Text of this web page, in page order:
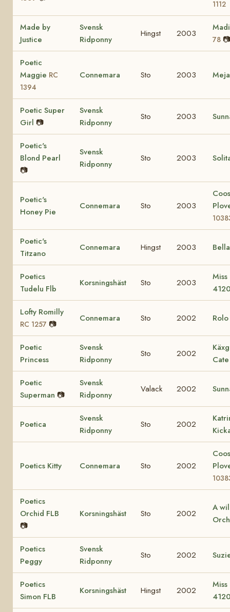
1112
Made by
Justice
Svensk
Ridponny
Hingst 2003
78 📷
Poetic
Maggie RC
1394
Connemara Sto 2003
Poetic Super
Girl 📷
Svensk
Ridponny
Sto 2003
Poetic's
Blond Pearl
📷
Svensk
Ridponny
Sto 2003
Poetic's
Honey Pie
Connemara Sto 2003
Poetic's
Titzano
Connemara Hingst 2003
Poetics
Tudelu Flb
Korsningshäst Sto 2003
Miss
Lofty Romilly
RC 1257 📷
Connemara Sto 2002 Rolo
Poetic
Princess
Svensk
Ridponny
Sto 2002
Cate
Poetic
Superman 📷
Svensk
Ridponny
Valack 2002
Poetica
Svensk
Ridponny
Sto 2002
Poetics Kitty Connemara Sto 2002
Poetics
Orchid FLB
📷
Korsningshäst Sto 2002
A
Poetics
Peggy
Svensk
Ridponny
Sto 2002
Poetics
Simon FLB
Korsningshäst Hingst 2002
Miss